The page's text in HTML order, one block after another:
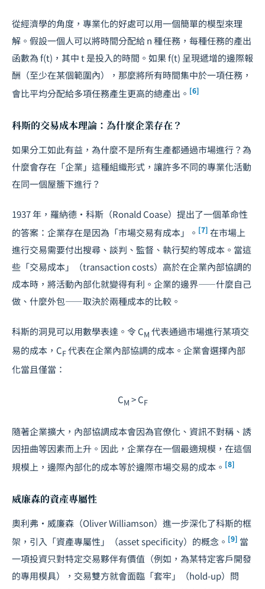
從經濟學的角度，專業化的好處可以用一個簡單的模型來理
解。假設一個人可以將時間分配給n種任務，每種任務的產出
函數為f(t) ，其中t是投入的時間。如果f(t) 呈現遞增的邊際報
酬（至少在某個範圍內），那麼將所有時間集中於一項任務，
會比平均分配給多項任務產生更高的總產出。 [6]
科斯的交易成本理論：為什麼企業存在？
如果分工如此有益，為什麼不是所有生產都通過市場進行？為
什麼會存在「企業」這種組織形式，讓許多不同的專業化活動
在同一個屋簷下進行？
1937 年，羅納德·科斯（Ronald Coase）提出了一個革命性
的答案：企業存在是因為「市場交易有成本」。 [7] 在市場上
進行交易需要付出搜尋、 談判 、監督、執行契約等成本。當這
些「交易成本」（transaction costs）高於在企業內部協調的
成本時，將活動內部化就變得有利。企業的邊界——什麼自己
做、什麼外包——取決於兩種成本的比較。
科斯的洞見可以用數學表達。令 CM 代表通過市場進行某項交
易的成本， CF代表在企業內部協調的成本。企業會選擇內部
化當且僅當：
CM > CF
隨著企業擴大，內部協調成本會因為官僚化、資訊不對稱、誘
因扭曲等因素而上升。因此，企業存在一個最適規模，在這個
規模上，邊際內部化的成本等於邊際市場交易的成本。 [8]
威廉森的資產專屬性
奧利弗·威廉森（Oliver Williamson）進一步深化了科斯的框
架，引入「資產專屬性」（asset specificity）的概念。 [9] 當
一項投資只對特定交易夥伴有價值（例如，為某特定客戶開發
的專用模具），交易雙方就會面臨「套牢」（hold-up）問